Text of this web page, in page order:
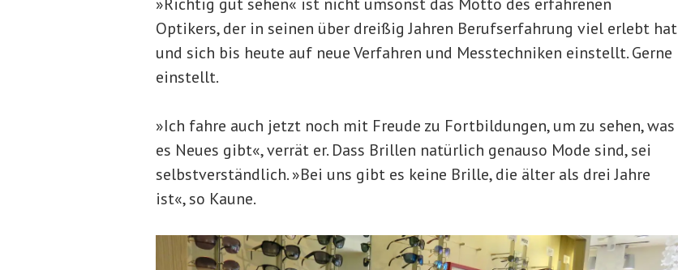
Optikers, der in seinen über dreißig Jahren Berufserfahrung viel erlebt hat
und sich bis heute auf neue Verfahren und Messtechniken einstellt. Gerne
einstellt.
»Ich fahre auch jetzt noch mit Freude zu Fortbildungen, um zu sehen, was
es Neues gibt«, verrät er. Dass Brillen natürlich genauso Mode sind, sei
selbstverständlich. »Bei uns gibt es keine Brille, die älter als drei Jahre
ist«, so Kaune.